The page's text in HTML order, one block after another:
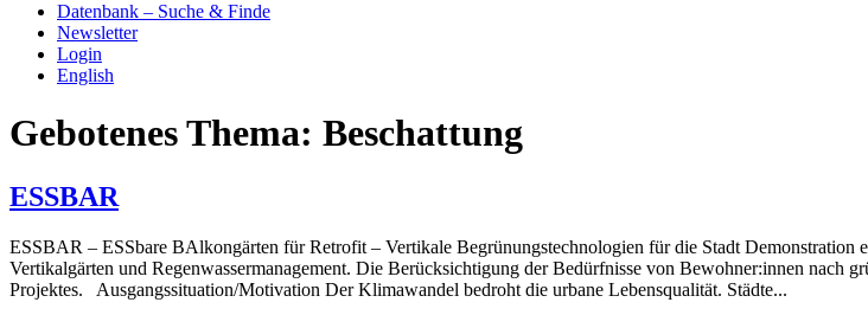
Datenbank – Suche & Finde
Newsletter
Login
English
Gebotenes Thema: Beschattung
ESSBAR
ESSBAR – ESSbare BAlkongärten für Retrofit – Vertikale Begrünungstechnologien für die Stadt Demonstration
Vertikalgärten und Regenwassermanagement. Die Berücksichtigung der Bedürfnisse von Bewohner:innen
Projektes. Ausgangssituation/Motivation Der Klimawandel bedroht die urbane Lebensqualität. Städte...